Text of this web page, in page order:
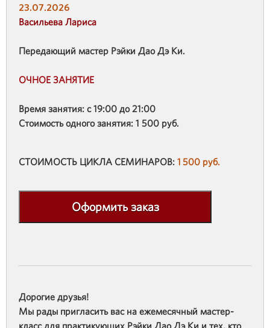
23.07.2026
Васильева Лариса
Передающий мастер Рэйки Дао Дэ Ки.
ОЧНОЕ ЗАНЯТИЕ
Время занятия: с 19:00 до 21:00
Стоимость одного занятия: 1 500 руб.
СТОИМОСТЬ ЦИКЛА СЕМИНАРОВ: 1 500 руб.
Оформить заказ
Дорогие друзья!
Мы рады пригласить вас на ежемесячный мастер-